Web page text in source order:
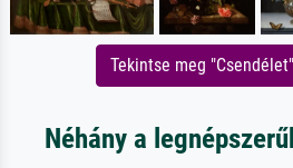
Tekintse meg
Néhány a